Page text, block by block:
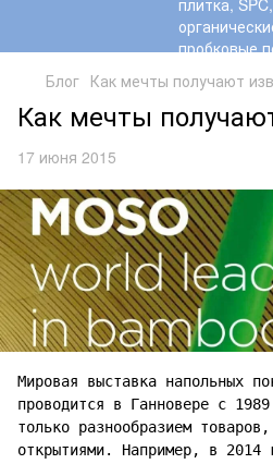
Блог Как мечты получают
Как мечты
17 июня 2015
Мировая выставка напольных
проводится в Ганновере с
только разнообразием
открытиями. Например, в 2014